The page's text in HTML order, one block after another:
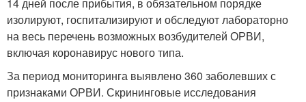
изолируют, госпитализируют и обследуют лабораторно
на весь перечень возможных возбудителей ОРВИ,
включая коронавирус нового типа.
За период мониторинга выявлено 360 заболевших с
признаками ОРВИ. Скрининговые исследования